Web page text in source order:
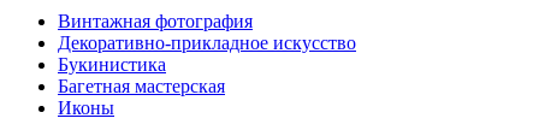
Винтажная фотография
Декоративно-прикладное искусство
Букинистика
Багетная мастерская
Иконы